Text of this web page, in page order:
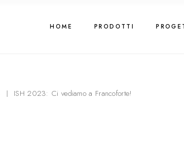
HOME PRODOTTI
ISH 2023: Ci vediamo a Francoforte!